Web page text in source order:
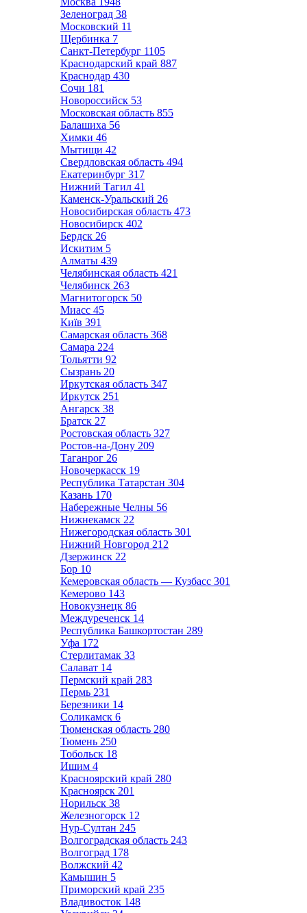
Зеленоград 38
Московский 11
Щербинка 7
Санкт-Петербург 1105
Краснодарский край 887
Краснодар 430
Сочи 181
Новороссийск 53
Московская область 855
Балашиха 56
Химки 46
Мытищи 42
Свердловская область 494
Екатеринбург 317
Нижний Тагил 41
Каменск-Уральский 26
Новосибирская область 473
Новосибирск 402
Бердск 26
Искитим 5
Алматы 439
Челябинская область 421
Челябинск 263
Магнитогорск 50
Миасс 45
Київ 391
Самарская область 368
Самара 224
Тольятти 92
Сызрань 20
Иркутская область 347
Иркутск 251
Ангарск 38
Братск 27
Ростовская область 327
Ростов-на-Дону 209
Таганрог 26
Новочеркасск 19
Республика Татарстан 304
Казань 170
Набережные Челны 56
Нижнекамск 22
Нижегородская область 301
Нижний Новгород 212
Дзержинск 22
Бор 10
Кемеровская область — Кузбасс 301
Кемерово 143
Новокузнецк 86
Междуреченск 14
Республика Башкортостан 289
Уфа 172
Стерлитамак 33
Салават 14
Пермский край 283
Пермь 231
Березники 14
Соликамск 6
Тюменская область 280
Тюмень 250
Тобольск 18
Ишим 4
Красноярский край 280
Красноярск 201
Норильск 38
Железногорск 12
Нур-Султан 245
Волгоградская область 243
Волгоград 178
Волжский 42
Камышин 5
Приморский край 235
Владивосток 148